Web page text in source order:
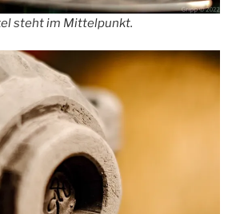
steht im Mittelpunkt.